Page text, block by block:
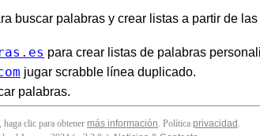
buscar palabras y crear listas a partir de
para crear listas de palabras
jugar scrabble línea duplicado.
palabras.
clic para obtener más información. Política privacidad .